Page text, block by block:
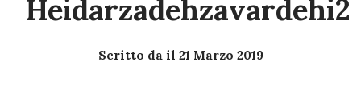
Heidarzadehzavardehi2
Scritto da il 21 Marzo 2019